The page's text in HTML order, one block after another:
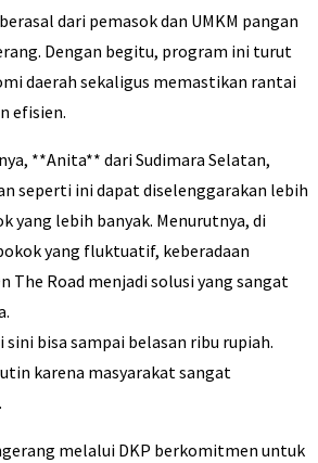
dari pemasok dan UMKM pangan
Dengan begitu, program ini turut
daerah sekaligus memastikan rantai
efisien.
**Anita** dari Sudimara Selatan,
seperti ini dapat diselenggarakan lebih
yang lebih banyak. Menurutnya, di
yang fluktuatif, keberadaan
The Road menjadi solusi yang sangat
sini bisa sampai belasan ribu rupiah.
karena masyarakat sangat
melalui DKP berkomitmen untuk